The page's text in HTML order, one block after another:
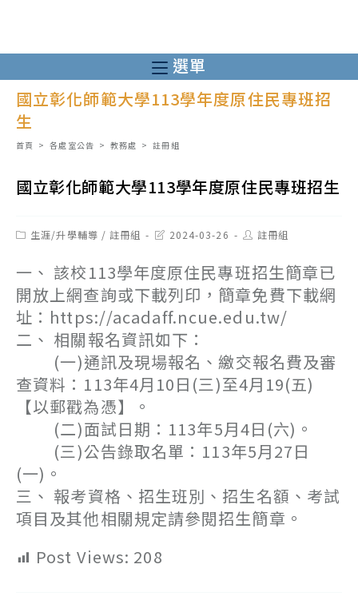
至
主
選單
國立彰化師範大學113學年度原住民專班招
生
首頁 > 各處室公告 > 教務處 > 註冊組
國立彰化師範大學113學年度原住民專班招生
Post生涯/升學輔導 / 註冊組
Post2024-03-26
Post註冊組
一、 該校113學年度原住民專班招生簡章已
開放上網查詢或下載列印，簡章免費下載網
址：https://acadaff.ncue.edu.tw/
二、 相關報名資訊如下：
(一)通訊及現場報名、繳交報名費及審
查資料：113年4月10日(三)至4月19(五)
【以郵戳為憑】。
(二)面試日期：113年5月4日(六)。
(三)公告錄取名單：113年5月27日
(一)。
三、 報考資格、招生班別、招生名額、考試
項目及其他相關規定請參閱招生簡章。
Post Views: 208